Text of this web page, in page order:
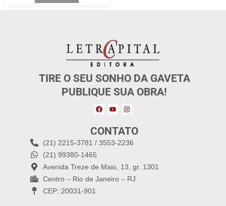
TIRE O SEU SONHO DA GAVETA
PUBLIQUE SUA OBRA!
CONTATO
(21) 2215-3781 / 3553-2236
(21) 99380-1465
Avenida Treze de Maio, 13, gr. 1301
Centro – Rio de Janeiro – RJ
CEP: 20031-901